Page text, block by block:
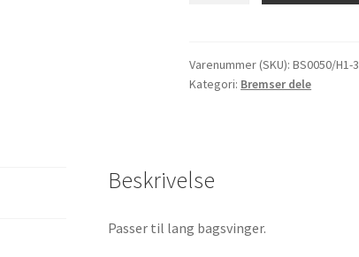
og
Monkey
Varenummer (SKU):BS0050/H1-3
Kategori: Bremser dele
Beskrivelse
Passer til lang bagsvinger.